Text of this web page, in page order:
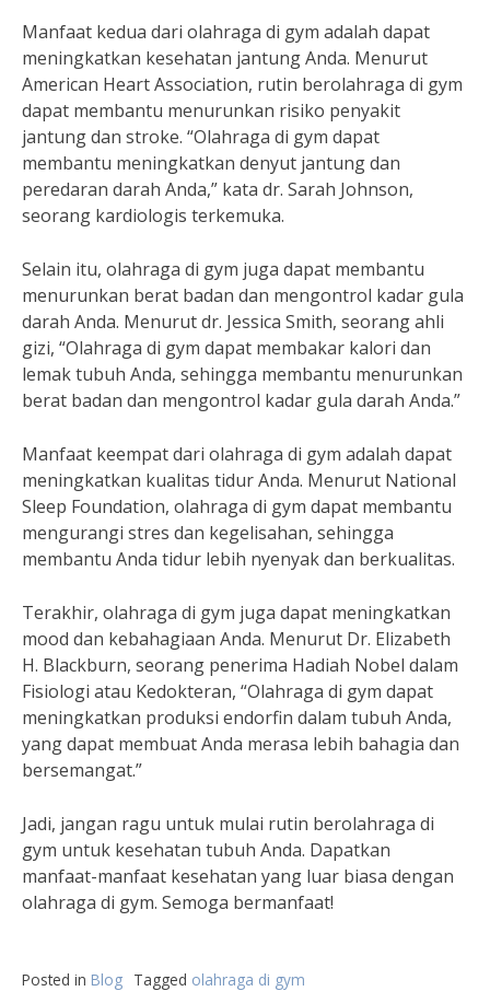
Manfaat kedua dari olahraga di gym adalah dapat
meningkatkan kesehatan jantung Anda. Menurut
American Heart Association, rutin berolahraga di gym
dapat membantu menurunkan risiko penyakit
jantung dan stroke. “Olahraga di gym dapat
membantu meningkatkan denyut jantung dan
peredaran darah Anda,” kata dr. Sarah Johnson,
seorang kardiologis terkemuka.
Selain itu, olahraga di gym juga dapat membantu
menurunkan berat badan dan mengontrol kadar gula
darah Anda. Menurut dr. Jessica Smith, seorang ahli
gizi, “Olahraga di gym dapat membakar kalori dan
lemak tubuh Anda, sehingga membantu menurunkan
berat badan dan mengontrol kadar gula darah Anda.”
Manfaat keempat dari olahraga di gym adalah dapat
meningkatkan kualitas tidur Anda. Menurut National
Sleep Foundation, olahraga di gym dapat membantu
mengurangi stres dan kegelisahan, sehingga
membantu Anda tidur lebih nyenyak dan berkualitas.
Terakhir, olahraga di gym juga dapat meningkatkan
mood dan kebahagiaan Anda. Menurut Dr. Elizabeth
H. Blackburn, seorang penerima Hadiah Nobel dalam
Fisiologi atau Kedokteran, “Olahraga di gym dapat
meningkatkan produksi endorfin dalam tubuh Anda,
yang dapat membuat Anda merasa lebih bahagia dan
bersemangat.”
Jadi, jangan ragu untuk mulai rutin berolahraga di
gym untuk kesehatan tubuh Anda. Dapatkan
manfaat-manfaat kesehatan yang luar biasa dengan
olahraga di gym. Semoga bermanfaat!
Posted in Blog Tagged olahraga di gym